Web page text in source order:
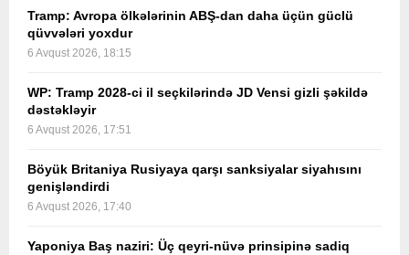
Tramp: Avropa ölkələrinin ABŞ-dan daha üçün güclü
qüvvələri yoxdur
6 Avqust 2026, 18:15
WP: Tramp 2028-ci il seçkilərində JD Vensi gizli şəkildə
dəstəkləyir
6 Avqust 2026, 17:51
Böyük Britaniya Rusiyaya qarşı sanksiyalar siyahısını
genişləndirdi
6 Avqust 2026, 17:40
Yaponiya Baş naziri: Üç qeyri-nüvə prinsipinə sadiq